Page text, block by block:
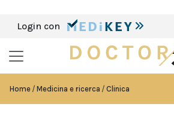
Login con
Home Medicina e ricerca Clinica